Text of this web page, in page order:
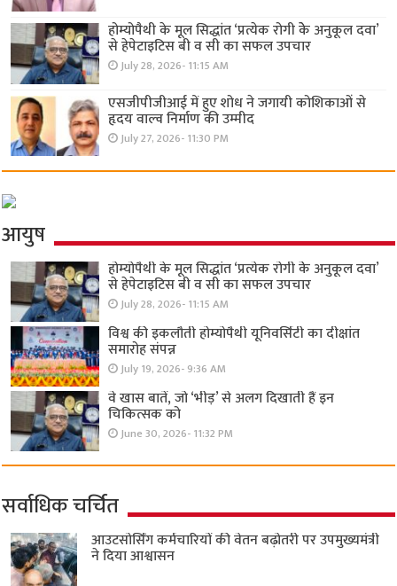
होम्योपैथी के मूल सिद्धांत ‘प्रत्येक रोगी केे अनुकूल दवा’
से हेपेटाइटिस बी व सी का सफल उपचार
July 28, 2026- 11:15 AM
एसजीपीजीआई में हुए शोध ने जगायी कोशिकाओं से
हृदय वाल्व निर्माण की उम्मीद
July 27, 2026- 11:30 PM
आयुष
होम्योपैथी के मूल सिद्धांत ‘प्रत्येक रोगी केे अनुकूल दवा’
से हेपेटाइटिस बी व सी का सफल उपचार
July 28, 2026- 11:15 AM
विश्व की इकलौती होम्योपैथी यूनिवर्सिटी का दीक्षांत
समारोह संपन्न
July 19, 2026- 9:36 AM
वे खास बातें, जो ‘भीड़’ से अलग दिखाती हैं इन
चिकित्सक को
June 30, 2026- 11:32 PM
सर्वाधिक चर्चित
आउटसोर्सिंग कर्मचारियों की वेतन बढ़ोतरी पर उपमुख्यमंत्री
ने दिया आश्वासन